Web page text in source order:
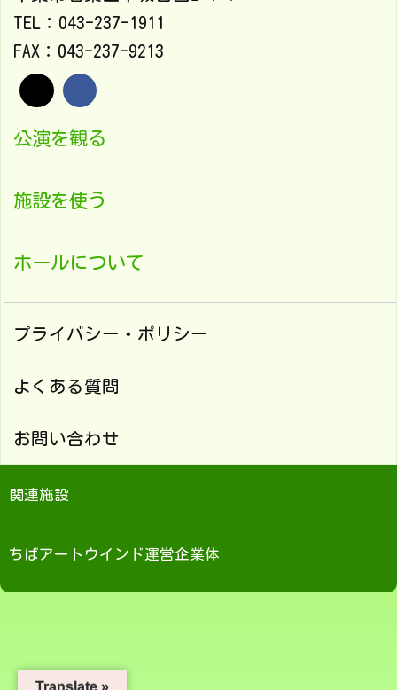
TEL：043-237-1911
FAX：043-237-9213
公演を観る
施設を使う
ホールについて
プライバシー・ポリシー
よくある質問
お問い合わせ
関連施設
ちばアートウインド運営企業体
Translate »